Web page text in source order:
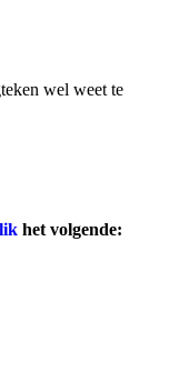
wel weet te
het volgende: